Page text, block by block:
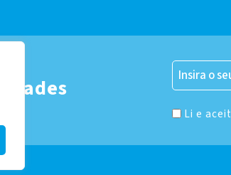
Li e